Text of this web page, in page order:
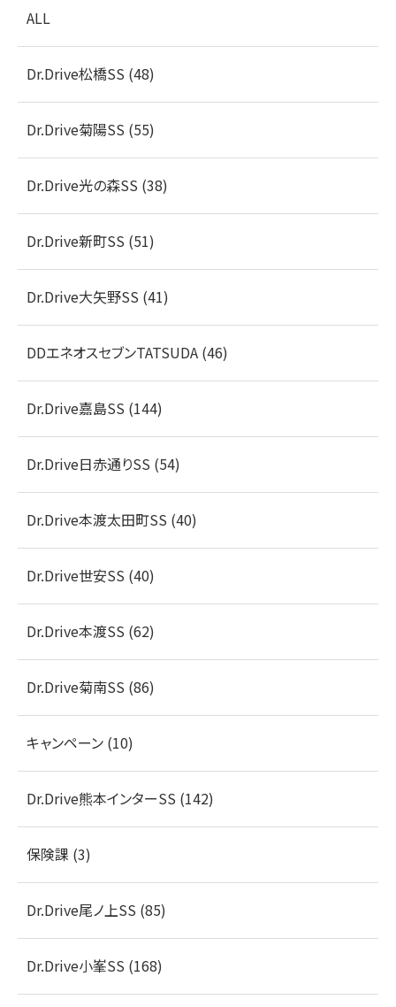
ALL
Dr.Drive松橋SS (48)
Dr.Drive菊陽SS (55)
Dr.Drive光の森SS (38)
Dr.Drive新町SS (51)
Dr.Drive大矢野SS (41)
DDエネオスセブンTATSUDA (46)
Dr.Drive嘉島SS (144)
Dr.Drive日赤通りSS (54)
Dr.Drive本渡太田町SS (40)
Dr.Drive世安SS (40)
Dr.Drive本渡SS (62)
Dr.Drive菊南SS (86)
キャンペーン (10)
Dr.Drive熊本インターSS (142)
保険課 (3)
Dr.Drive尾ノ上SS (85)
Dr.Drive小峯SS (168)